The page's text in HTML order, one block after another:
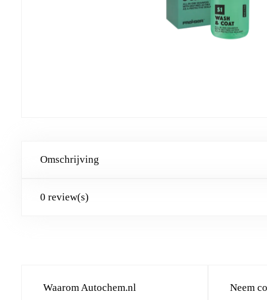
Omschrijving
0 review(s)
Waarom Autochem.nl Neem